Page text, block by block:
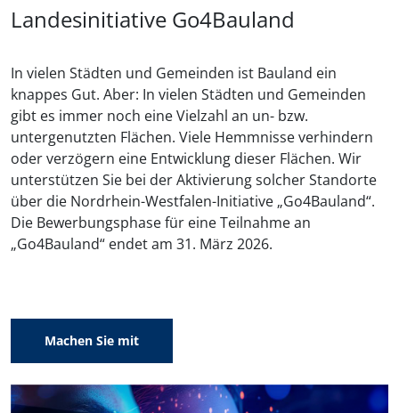
Landesinitiative Go4Bauland
In vielen Städten und Gemeinden ist Bauland ein
knappes Gut. Aber: In vielen Städten und Gemeinden
gibt es immer noch eine Vielzahl an un- bzw.
untergenutzten Flächen. Viele Hemmnisse verhindern
oder verzögern eine Entwicklung dieser Flächen. Wir
unterstützen Sie bei der Aktivierung solcher Standorte
über die Nordrhein-Westfalen-Initiative „Go4Bauland“.
Die Bewerbungsphase für eine Teilnahme an
„Go4Bauland“ endet am 31. März 2026.
Machen Sie mit